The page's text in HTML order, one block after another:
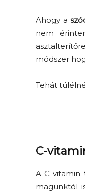
Ahogy a
nem
módszer
Tehát
C-
A C-vitamin
magunktól